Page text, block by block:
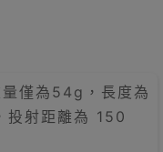
僅為54g，長度為
投射距離為 150